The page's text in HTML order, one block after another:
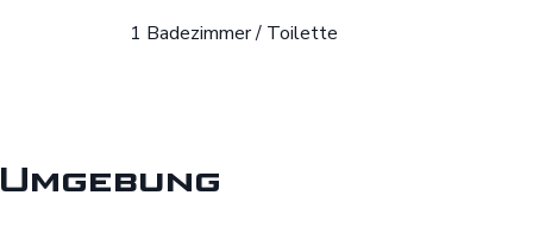
1 Badezimmer / Toilette
Umgebung